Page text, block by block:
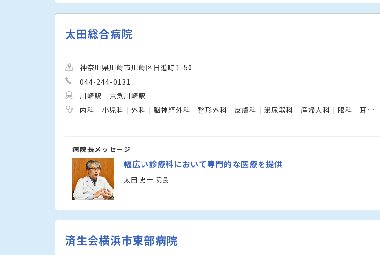
太田総合病院
神奈川県川崎市川崎区日進町1-50
044-244-0131
川崎駅 京急川崎駅
内科
小児科 外科 脳神経外科 整形外科 皮膚科 泌尿器科 産婦人科 眼科 耳鼻咽喉科
病院長メッセージ
幅広い診療科において専門的な医療を提供
太田 史一 院長
済生会横浜市東部病院